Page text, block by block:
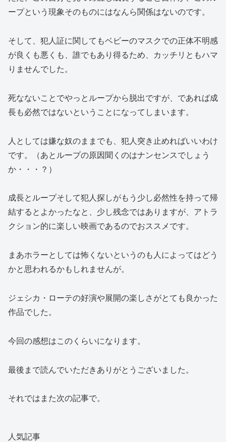
ープという現象そのものにはなんら関係はないのです。
そして、犯人証に関してもベビーのマスクでの正体不明感
が良くも悪くも、誰でもあり得るため、カッチリともハマ
りませんでした。
死なないことでやっとループから脱出ですが、であれば成
長も必然ではないということになってしまいます。
人としては嫌な奴のままでも、犯人突き止めればいいわけ
です。（あとループの原因聞くのはナンセンスでしょう
か・・・？）
成長とループそして犯人探しがもう少し必然性を持って帰
結するとよかったなと、少し残念ではありますが、アトラ
クション的に楽しい映画であるのでおススメです。
まあホラーとしては怖くないというのも人によってはどう
かと思われるかもしれませんが。
ジェシカ・ローテの好演や展開の楽しさがとても良かった
作品でした。
今回の感想はこのくらいになります。
最後まで読んでいただきありがとうございました。
それではまた次の記事で。
人気記事